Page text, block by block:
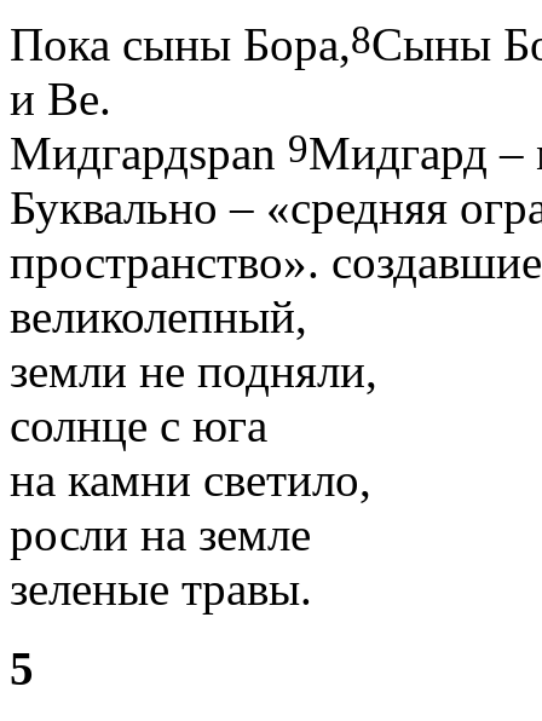
Пока сыны Бора,8Сыны
и Ве.
Мидгардspan 9Мидгард –
Буквально – «средняя
пространство». создавшие
великолепный,
земли не подняли,
солнце с юга
на камни светило,
росли на земле
зеленые травы.
5